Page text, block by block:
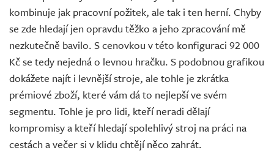
kombinuje jak pracovní požitek, ale tak i ten herní. Chyby
se zde hledají jen opravdu těžko a jeho zpracování mě
nezkutečně bavilo. S cenovkou v této konfiguraci 92 000
Kč se tedy nejedná o levnou hračku. S podobnou grafikou
dokážete najít i levnější stroje, ale tohle je zkrátka
prémiové zboží, které vám dá to nejlepší ve svém
segmentu. Tohle je pro lidi, kteří neradi dělají
kompromisy a kteří hledají spolehlivý stroj na práci na
cestách a večer si v klidu chtějí něco zahrát.